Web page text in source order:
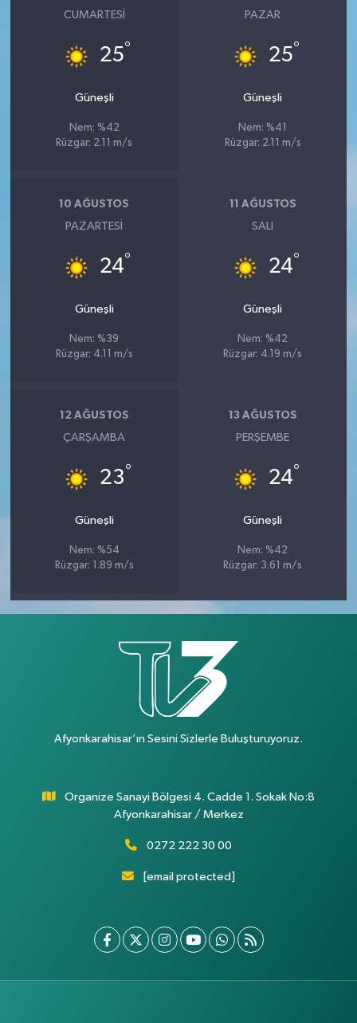
CUMARTESI
25°
Güneşli
Nem: %42
Rüzgar: 2.11 m/s
PAZAR
25°
Güneşli
Nem: %41
Rüzgar: 2.11 m/s
10 AĞUSTOS
PAZARTESI
24°
Güneşli
Nem: %39
Rüzgar: 4.11 m/s
11 AĞUSTOS
SALI
24°
Güneşli
Nem: %42
Rüzgar: 4.19 m/s
12 AĞUSTOS
ÇARŞAMBA
23°
Güneşli
Nem: %54
Rüzgar: 1.89 m/s
13 AĞUSTOS
PERŞEMBE
24°
Güneşli
Nem: %42
Rüzgar: 3.61 m/s
Afyonkarahisar’ın Sesini Sizlerle Buluşturuyoruz.
Organize Sanayi Bölgesi 4. Cadde 1. Sokak No:8
Afyonkarahisar / Merkez
0272 222 30 00
[email protected]